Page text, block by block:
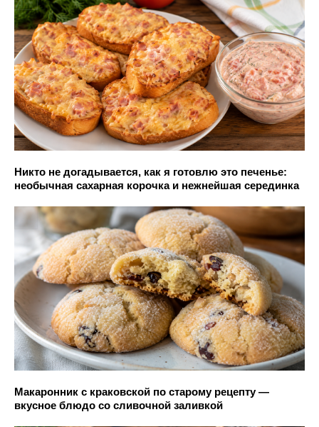
Никто не догадывается, как я готовлю это печенье:
необычная сахарная корочка и нежнейшая серединка
Макаронник с краковской по старому рецепту —
вкусное блюдо со сливочной заливкой